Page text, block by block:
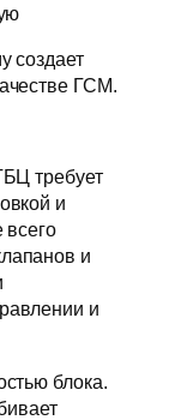
создает
ГСМ.
требует
и
всего
и
и
блока.